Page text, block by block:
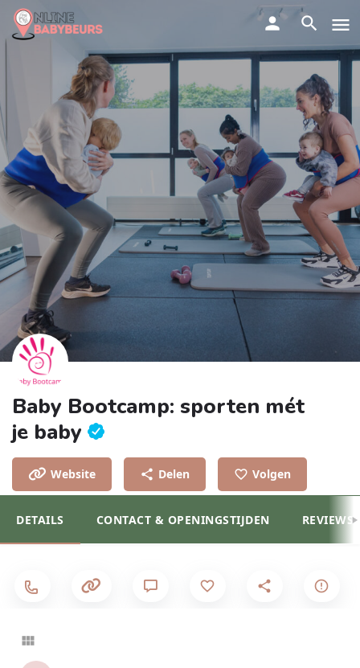
Baby Bootcamp: sporten mét
je baby
Website Delen Volgen
DETAILS CONTACT & OPENINGSTIJDEN REVIEWS